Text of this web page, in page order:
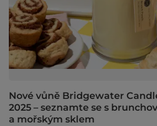
Nové vůně Bridgewater
2025 – seznamte se s
a mořským sklem